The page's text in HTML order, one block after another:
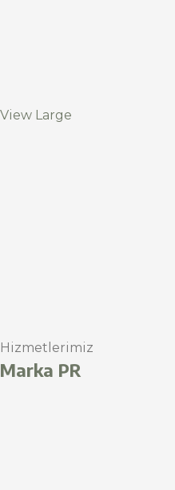
View Large
Hizmetlerimiz
Marka PR